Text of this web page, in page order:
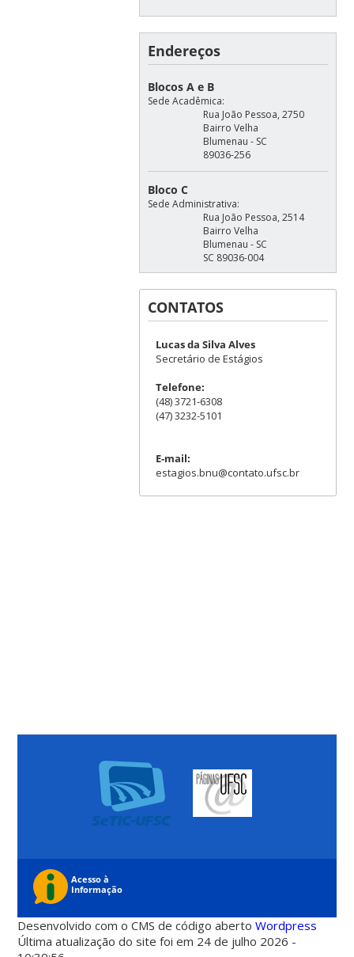
Endereços
Blocos A e B
Sede Acadêmica:
Rua João Pessoa, 2750
Bairro Velha
Blumenau - SC
89036-256
Bloco C
Sede Administrativa:
Rua João Pessoa, 2514
Bairro Velha
Blumenau - SC
SC 89036-004
CONTATOS
Lucas da Silva Alves
Secretário de Estágios
Telefone:
(48) 3721-6308
(47) 3232-5101
E-mail:
estagios.bnu@contato.ufsc.br
Desenvolvido com o CMS de código abertoWordpress
Última atualização do site foi em 24 de julho 2026 -